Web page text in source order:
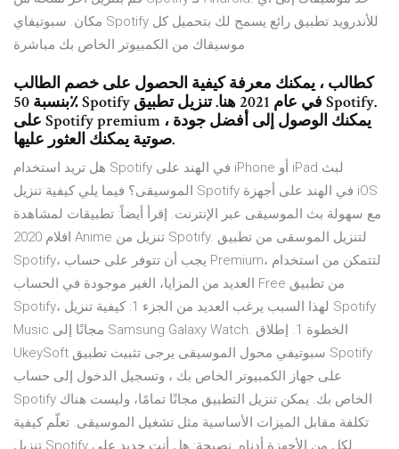
مكان. سبوتيفاي Spotify للأندرويد تطبيق رائع يسمح لك بتحميل كل
موسيقاك من الكمبيوتر الخاص بك مباشرة
كطالب ، يمكنك معرفة كيفية الحصول على خصم الطالب
بنسبة 50٪ Spotify في عام 2021 هنا. تنزيل تطبيق Spotify.
على Spotify premium ، يمكنك الوصول إلى أفضل جودة
صوتية يمكنك العثور عليها.
هل تريد استخدام Spotify في الهند على iPhone أو iPad لبث
الموسيقى؟ فيما يلي كيفية تنزيل Spotify في الهند على أجهزة iOS
مع سهولة بث الموسيقى عبر الإنترنت. إقرأ أيضاً: تطبيقات لمشاهدة
افلام 2020 Anime تنزيل من Spotify. لتنزيل الموسقى من تطبيق
Spotify، يجب أن تتوفر على حساب Premium، لتتمكن من استخدام
العديد من المزايا، الغير موجودة في الحساب Free من تطبيق
Spotify، لهذا السبب يرغب العديد من الجزء 1: كيفية تنزيل Spotify
Music مجانًا إلى Samsung Galaxy Watch. الخطوة 1. إطلاق
UkeySoft سبوتيفي محول الموسيقى يرجى تثبيت تطبيق Spotify
على جهاز الكمبيوتر الخاص بك ، وتسجيل الدخول إلى حساب
Spotify الخاص بك. يمكن تنزيل التطبيق مجانًا تمامًا، وليست هناك
تكلفة مقابل الميزات الأساسية مثل تشغيل الموسيقى. تعلّم كيفية